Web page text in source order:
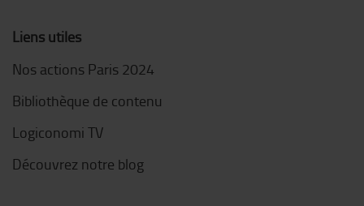
Liens utiles
Nos actions Paris 2024
Bibliothèque de contenu
Logiconomi TV
Découvrez notre blog